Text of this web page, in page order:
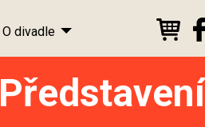
O divadle